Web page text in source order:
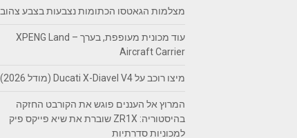
מצלמות הגאטסו הכתומות נצבעות בצבע צהוב
עוד מכונית מעופפת, בערך – XPENG Land
Aircraft Carrier
מיצו רוכב על Ducati X-Diavel V4 (מודל 2026)
המרוץ אל העננים פוגש את הקורבט החזקה
בהיסטוריה: ZR1X שוברת את שיא פייקס פיק
למכוניות סדרתיות